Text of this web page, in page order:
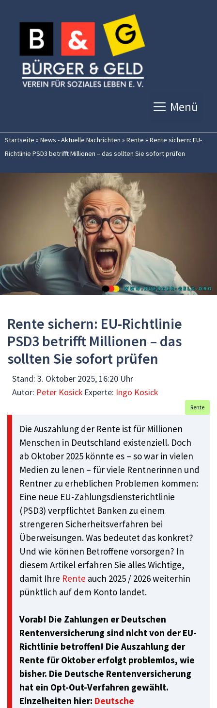
Inhalt
springen
Menü
Startseite » News - Aktuelle Nachrichten » Rente » Rente sichern: EU-
Richtlinie PSD3 betrifft Millionen – das sollten Sie sofort prüfen
Rente sichern: EU-Richtlinie
PSD3 betrifft Millionen – das
sollten Sie sofort prüfen
Stand: 3. Oktober 2025, 16:20 Uhr
Autor: Peter Kosick Experte: Ingo Kosick
Rente
Die Auszahlung der Rente ist für Millionen
Menschen in Deutschland existenziell. Doch
ab Oktober 2025 könnte es – so war in vielen
Medien zu lenen – für viele Rentnerinnen und
Rentner zu erheblichen Problemen kommen:
Eine neue EU-Zahlungsdiensterichtlinie
(PSD3) verpflichtet Banken zu einem
strengeren Sicherheitsverfahren bei
Überweisungen. Was bedeutet das konkret?
Und wie können Betroffene vorsorgen? In
diesem Artikel erfahren Sie alles Wichtige,
damit Ihre Rente auch 2025 / 2026 weiterhin
pünktlich auf dem Konto landet.
Vorab! Die Zahlungen er Deutschen
Rentenversicherung sind nicht von der EU-
Richtlinie betroffen! Die Auszahlung der
Rente für Oktober erfolgt problemlos, wie
bisher. Die Deutsche Rentenversicherung
hat ein Opt-Out-Verfahren gewählt.
Einzelheiten hier: Deutsche